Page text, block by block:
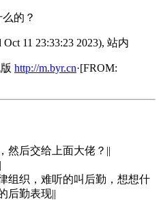
的？
11 23:33:23 2023), 站内
http://m.byr.cn·[FROM:
然后交给上面大佬？||
组织，难听的叫后勤，想想什
后勤表现||